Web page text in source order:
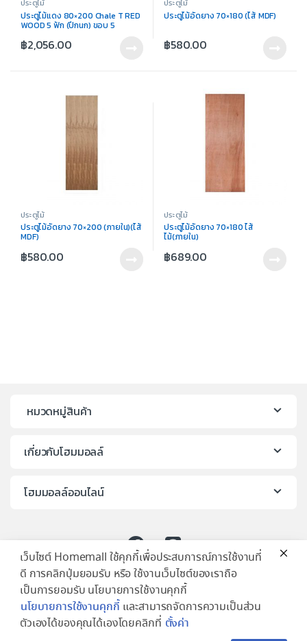
ประตูไม้
ประตูไม้แดง 80×200 Chale T RED
WOOD 5 ฟัก (ปีกนก) ขอบ 5
฿2,056.00
ประตูไม้
ประตูไม้อัดยาง 70×180 (ไส้ MDF)
฿580.00
ประตูไม้
ประตูไม้อัดยาง 70×200 (ภายใน)(ไส้
MDF)
฿580.00
ประตูไม้
ประตูไม้อัดยาง 70×180 ไส้
ไม้(ภายใน)
฿689.00
หมวดหมู่สินค้า
เกี่ยวกับโฮมมอลล์
โฮมมอลล์ออนไลน์
เว็บไซต์ Homemall ใช้คุกกี้เพื่อประสบการณ์การใช้งานที่
ดี การคลิกปุ่มยอมรับ หรือ ใช้งานเว็บไซต์ของเราถือ
เป็นการยอมรับ นโยบายการใช้งานคุกกี้
นโยบายการใช้งานคุกกี้ และสามารถจัดการความเป็นส่วน
ตัวเองได้ของคุณได้เองโดยคลิกที่ ตั้งค่า